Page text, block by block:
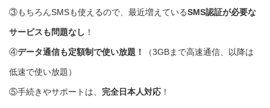
③もちろんSMSも使えるので、最近増えているSMS認証が必要な
サービスも問題なし ！
④データ通信も定額制で使い放題！ （3GBまで高速通信、以降は
低速で使い放題）
⑤手続きやサポートは、 完全日本人対応 ！